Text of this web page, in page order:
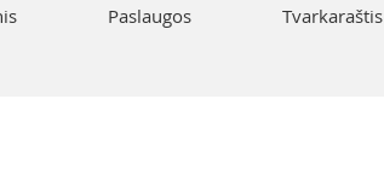
Paslaugos Tvarkaraštis